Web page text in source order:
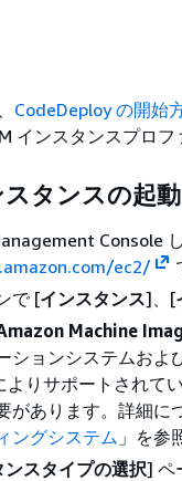
CodeDeploy の開始
インスタンスプロフ
タンスの起動
Console し
ec2/
で [インスタンス]、[
Machine
ションシステムおよ
よりサポートされて
があります。詳細に
ングシステム 」を参
スタイプの選択] ペ